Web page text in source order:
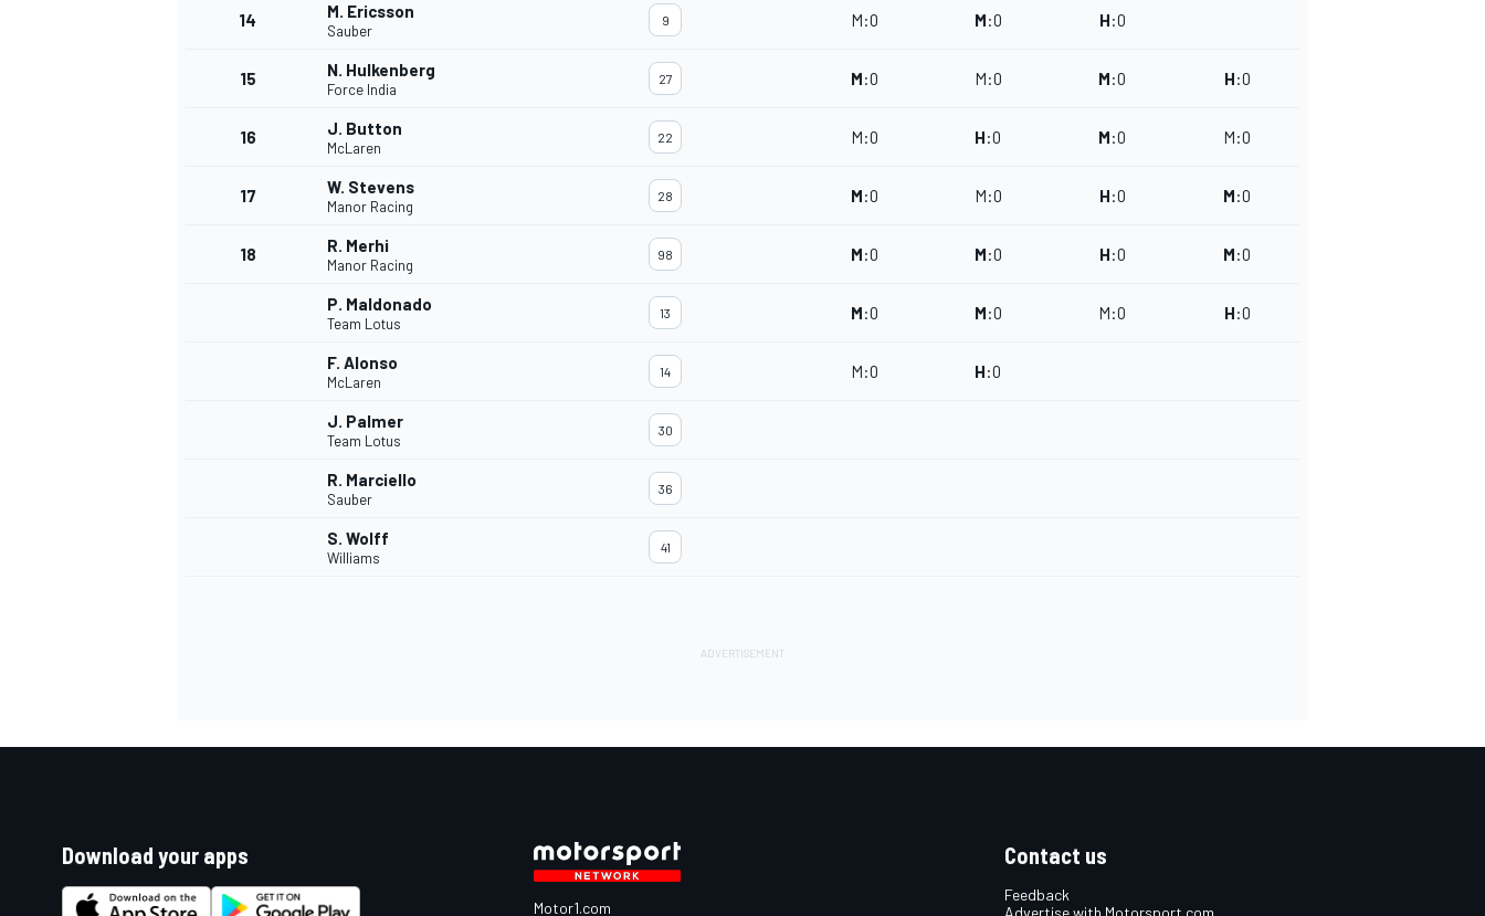
14 M. Ericsson
Sauber
9 M:0 M:0 H:0
15 N. Hulkenberg
Force India
27 M:0 M:0 M:0 H:0
16 J. Button
McLaren
22 M:0 H:0 M:0 M:0
17 W. Stevens
Manor Racing
28 M:0 M:0 H:0 M:0
18 R. Merhi
Manor Racing
98 M:0 M:0 H:0 M:0
P. Maldonado
Team Lotus
13 M:0 M:0 M:0 H:0
F. Alonso
McLaren
14 M:0 H:0
J. Palmer
Team Lotus
30
R. Marciello
Sauber
36
S. Wolff
Williams
41
Download your apps
Motor1.com
Contact us
Feedback
Advertise with Motorsport.com